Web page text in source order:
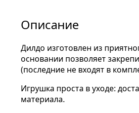
Описание
Дилдо изготовлен из
основании позволяет
(последние не входят в
Игрушка проста в уходе:
материала.